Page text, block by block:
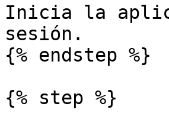
Inicia la
sesión.
{% endstep %}
{% step %}